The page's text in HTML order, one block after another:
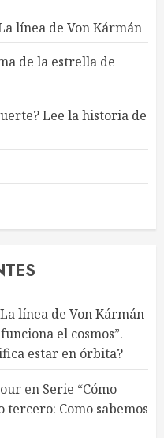
línea de Von Kármán
de la estrella de
Lee la historia de
línea de Von Kármán
el cosmos”.
estar en órbita?
en Serie “Cómo
tercero: Como sabemos